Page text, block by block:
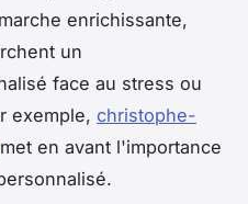
enrichissante,
un
face au stress ou
exemple, christophe-
met en avant l'importance